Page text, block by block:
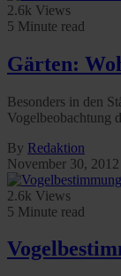
2.6k Views
5 Minute read
Gärten:
Besonders in den
Vogelbeobachtung
By Redaktion
November 30, 2012
2.6k Views
5 Minute read